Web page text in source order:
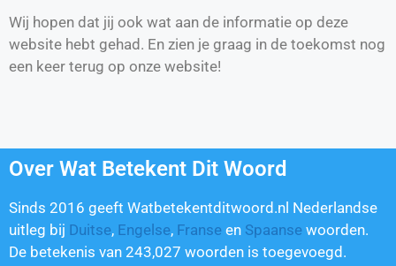
Wij hopen dat jij ook wat aan de informatie op deze
website hebt gehad. En zien je graag in de toekomst nog
een keer terug op onze website!
Over Wat Betekent Dit Woord
Sinds 2016 geeft Watbetekentditwoord.nl Nederlandse
uitleg bij Duitse, Engelse, Franse en Spaanse woorden.
De betekenis van 243,027 woorden is toegevoegd.